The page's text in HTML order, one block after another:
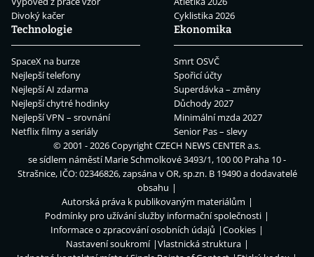
Divoký kačer
Cyklistika 2026
Technologie
SpaceX na burze
Nejlepší telefony
Nejlepší AI zdarma
Nejlepší chytré hodinky
Nejlepší VPN – srovnání
Netflix filmy a seriály
Ekonomika
Smrt OSVČ
Spořicí účty
Superdávka – změny
Důchody 2027
Minimální mzda 2027
Senior Pas – slevy
© 2001 - 2026 CopyrightCZECH NEWS CENTER a.s.
se sídlem náměstí Marie Schmolkové 3493/1, 100 00 Praha 10 -
Strašnice, IČO: 02346826, zapsána v OR, sp.zn. B 19490 a dodavatelé
obsahu
Autorská práva k publikovaným materiálům
Podmínky pro užívání služby informační společnosti
Informace o zpracování osobních údajů
Cookies
Nastavení soukromí
Vlastnická struktura